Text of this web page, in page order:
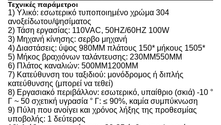
Τεχνικές παράμετροι
1) Υλικό: εσωτερικό τυποποιημένο χρώμα 304
ανοξείδωτου/ψησίματος
2) Τάση εργασίας: 110VAC, 50HZ/60HZ 100W
3) Μηχανή κίνησης: σερβο μηχανή
4) Διαστάσεις: ύψος 980MM πλάτους 150* μήκους 1505*
5) Μήκος βραχιόνων ταλάντευσης: 230MM550MM
6) Πλάτος καναλιών: 500MM1200MM
7) Κατεύθυνση του ταξιδιού: μονόδρομος ή διπλής
κατεύθυνσης (μπορεί να τεθεί)
8) Εργασιακό περιβάλλον: εσωτερικό, υπαίθριο (σκιά) -10 °
Γ ~ 50 σχετική υγρασία ° Γ: ≤ 90%, καμία συμπύκνωση
9) Πύλη που ανοίγει και χρόνος λήξης της προθεσμίας
υποβολής: 1 δεύτερος